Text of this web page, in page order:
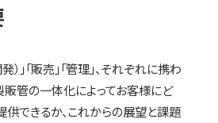
」「販売」「管理」、それぞれに携わ
販管の一体化によってお客様にど
供できるか、これからの展望と課題